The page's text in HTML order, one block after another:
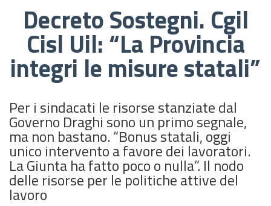
Decreto Sostegni. Cgil
Cisl Uil: “La Provincia
integri le misure statali”
Per i sindacati le risorse stanziate dal
Governo Draghi sono un primo segnale,
ma non bastano. “Bonus statali, oggi
unico intervento a favore dei lavoratori.
La Giunta ha fatto poco o nulla”. Il nodo
delle risorse per le politiche attive del
lavoro